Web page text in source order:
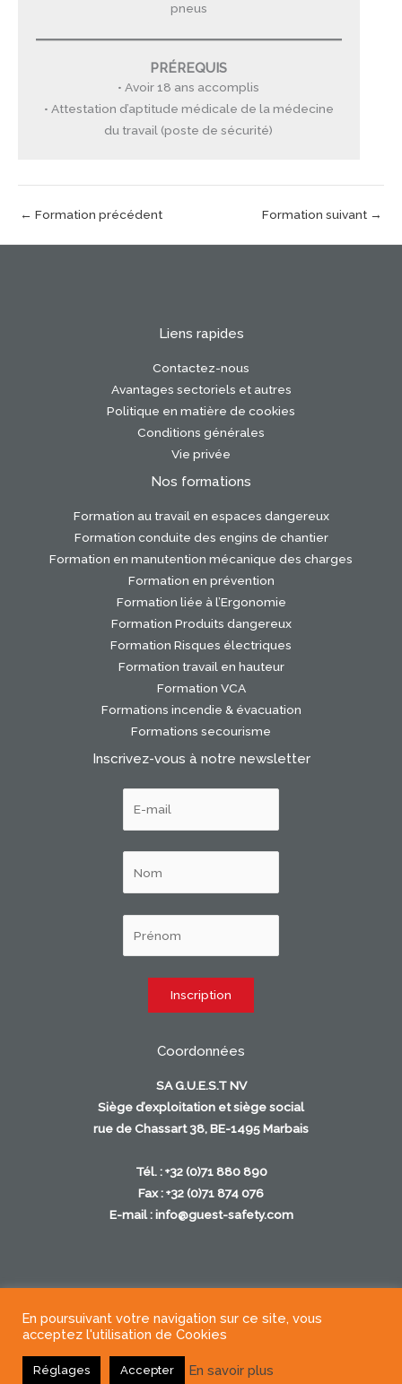
pneus
PRÉREQUIS
• Avoir 18 ans accomplis
• Attestation d’aptitude médicale de la médecine
du travail (poste de sécurité)
← Formation précédent Formation suivant →
Liens rapides
Contactez-nous
Avantages sectoriels et autres
Politique en matière de cookies
Conditions générales
Vie privée
Nos formations
Formation au travail en espaces dangereux
Formation conduite des engins de chantier
Formation en manutention mécanique des charges
Formation en prévention
Formation liée à l’Ergonomie
Formation Produits dangereux
Formation Risques électriques
Formation travail en hauteur
Formation VCA
Formations incendie & évacuation
Formations secourisme
Inscrivez-vous à notre newsletter
Coordonnées
SA G.U.E.S.T NV
Siège d’exploitation et siège social
rue de Chassart 38, BE-1495 Marbais
Tél. : +32 (0)71 880 890
Fax : +32 (0)71 874 076
E-mail :info@guest-safety.com
Copyright © 2026
En poursuivant votre navigation sur ce site, vous
acceptez l'utilisation de Cookies
Réglages Accepter En savoir plus